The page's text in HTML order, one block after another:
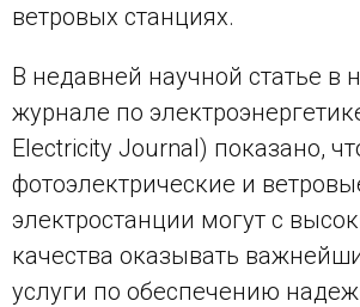
ветровых станциях.
В недавней научной статье в
журнале по
Electricity Journal) показано,
фотоэлектрические и
электростанции могут с
качества оказывать
услуги по обеспечению